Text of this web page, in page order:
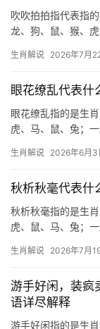
吹吹拍拍指代表指
龙、狗、鼠、猴、
抑，上半年“三合太
生肖解说 2026年7月
眼花缭乱代表什
眼花缭乱指的是生
虎、马、鼠、兔；
似游走于迷雾中的
生肖解说 2026年6月3
秋析秋毫代表什
秋析秋毫指的是生
虎、鼠、马、兔；
文化中，这一特质
生肖解说 2026年7月
游手好闲，装疯
语详尽解释
游手好闲指的是生